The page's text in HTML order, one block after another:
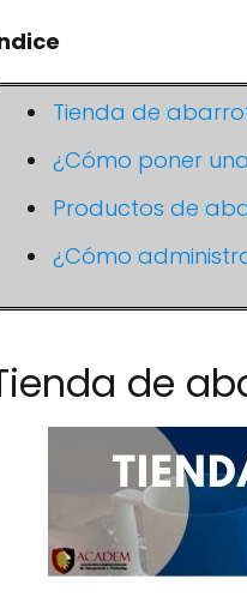
Tienda de
¿Cómo poner
Productos de
¿Cómo
de